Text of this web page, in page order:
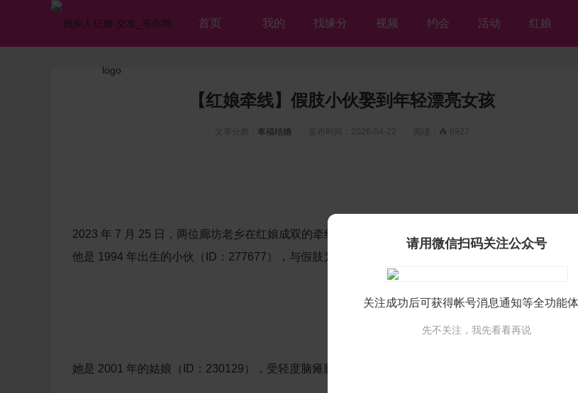
首页 我的 找缘分 视频 约会 活动 红娘
【红娘牵线】假肢小伙娶到年轻漂亮女孩
文章分类： 幸福结婚发布时间：2026-04-22 阅读：  6927
2023 年 7 月 25 日，两位廊坊老乡在红娘成双的牵线下相识。
他是 1994 年出生的小伙（ID：277677），与假肢为伴；
她是 2001 年的姑娘（ID：230129），受轻度脑瘫影响，以稍缓的节奏，认真感知着世界的每一份温
请用微信扫码关注公众号
关注成功后可获得帐号消息通知等全功能
先不关注，我先看看再说